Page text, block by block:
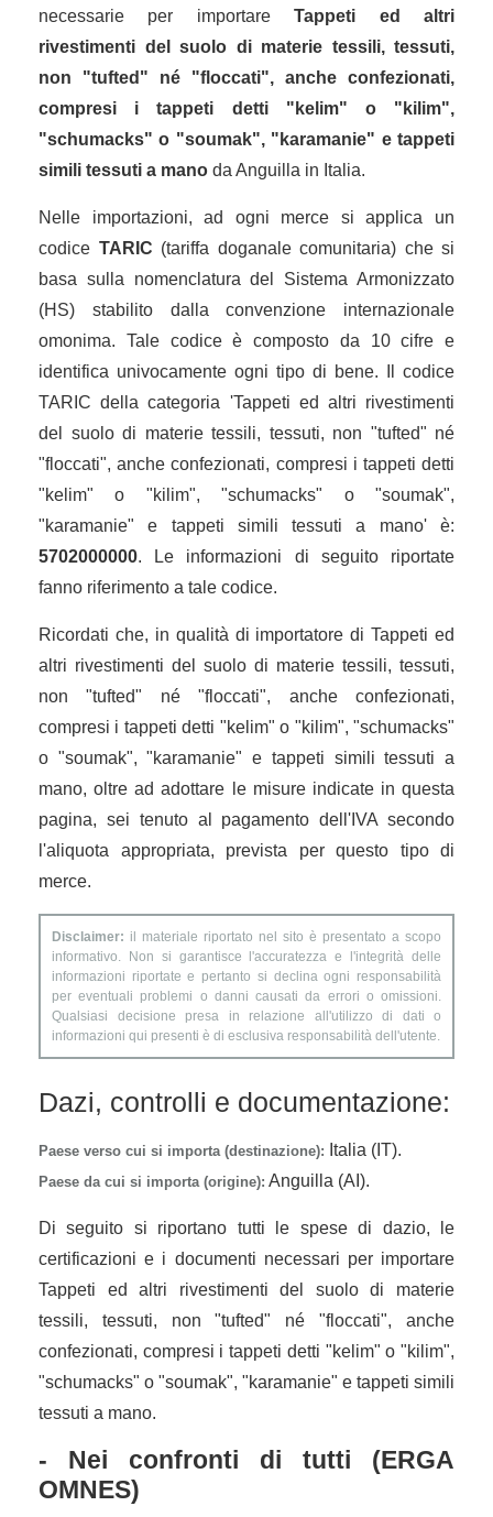
necessarie per importareTappeti ed altri
rivestimenti del suolo di materie tessili, tessuti,
non "tufted" né "floccati", anche confezionati,
compresi i tappeti detti "kelim" o "kilim",
"schumacks" o "soumak", "karamanie" e tappeti
simili tessuti a mano da Anguilla in Italia.
Nelle importazioni, ad ogni merce si applica un
codice TARIC (tariffa doganale comunitaria) che si
basa sulla nomenclatura del Sistema Armonizzato
(HS) stabilito dalla convenzione internazionale
omonima. Tale codice è composto da 10 cifre e
identifica univocamente ogni tipo di bene. Il codice
TARIC della categoria 'Tappeti ed altri rivestimenti
del suolo di materie tessili, tessuti, non "tufted" né
"floccati", anche confezionati, compresi i tappeti detti
"kelim" o "kilim", "schumacks" o "soumak",
"karamanie" e tappeti simili tessuti a mano' è:
5702000000. Le informazioni di seguito riportate
fanno riferimento a tale codice.
Ricordati che, in qualità di importatore di Tappeti ed
altri rivestimenti del suolo di materie tessili, tessuti,
non "tufted" né "floccati", anche confezionati,
compresi i tappeti detti "kelim" o "kilim", "schumacks"
o "soumak", "karamanie" e tappeti simili tessuti a
mano, oltre ad adottare le misure indicate in questa
pagina, sei tenuto al pagamento dell'IVA secondo
l'aliquota appropriata, prevista per questo tipo di
merce.
Disclaimer: il materiale riportato nel sito è presentato a scopo
informativo. Non si garantisce l'accuratezza e l'integrità delle
informazioni riportate e pertanto si declina ogni responsabilità
per eventuali problemi o danni causati da errori o omissioni.
Qualsiasi decisione presa in relazione all'utilizzo di dati o
informazioni qui presenti è di esclusiva responsabilità dell'utente.
Dazi, controlli e documentazione:
Paese verso cui si importa (destinazione): Italia (IT).
Paese da cui si importa (origine): Anguilla (AI).
Di seguito si riportano tutti le spese di dazio, le
certificazioni e i documenti necessari per importare
Tappeti ed altri rivestimenti del suolo di materie
tessili, tessuti, non "tufted" né "floccati", anche
confezionati, compresi i tappeti detti "kelim" o "kilim",
"schumacks" o "soumak", "karamanie" e tappeti simili
tessuti a mano.
- Nei confronti di tutti (ERGA
OMNES)